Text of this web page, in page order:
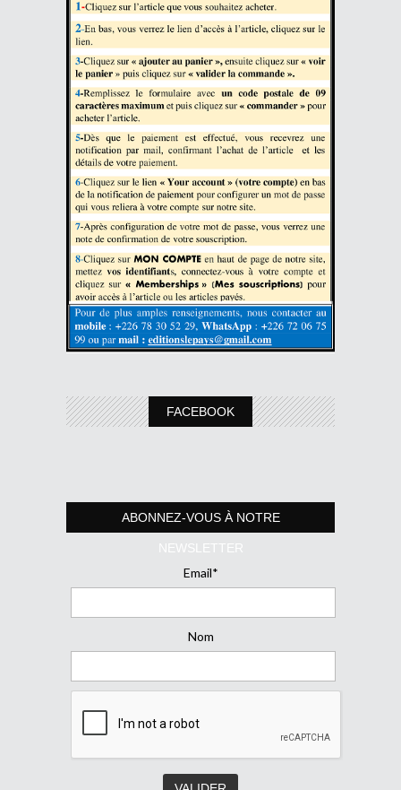
FACEBOOK
ABONNEZ-VOUS À NOTRE
NEWSLETTER
Email*
Nom